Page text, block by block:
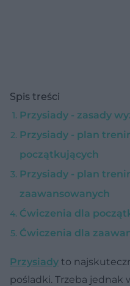
Spis treści
Przysiady - zasady
Przysiady - plan
początkujących
Przysiady - plan
zaawansowanych
Ćwiczenia dla
Ćwiczenia dla
Przysiady to
pośladki. Trzeba jednak